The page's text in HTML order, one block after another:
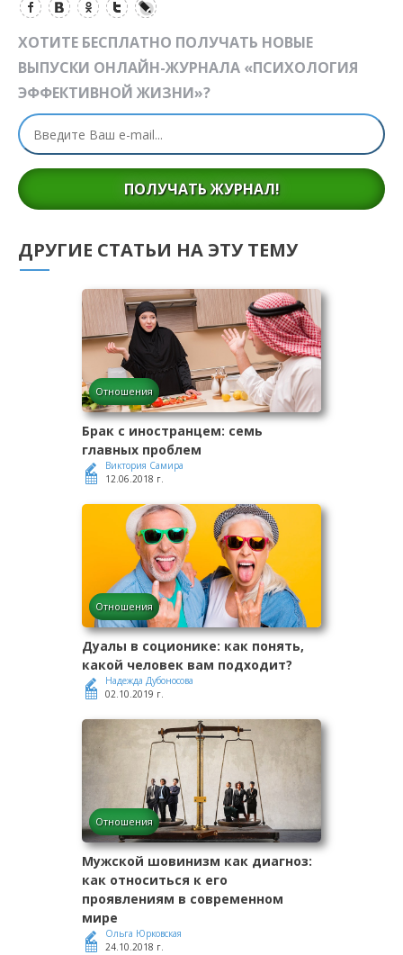
ХОТИТЕ БЕСПЛАТНО ПОЛУЧАТЬ НОВЫЕ
ВЫПУСКИ ОНЛАЙН-ЖУРНАЛА «ПСИХОЛОГИЯ
ЭФФЕКТИВНОЙ ЖИЗНИ»?
ПОЛУЧАТЬ ЖУРНАЛ!
ДРУГИЕ СТАТЬИ НА ЭТУ ТЕМУ
Отношения
Брак с иностранцем: семь
главных проблем
Виктория Самира
12.06.2018 г.
Отношения
Дуалы в соционике: как понять,
какой человек вам подходит?
Надежда Дубоносова
02.10.2019 г.
Отношения
Мужской шовинизм как диагноз:
как относиться к его
проявлениям в современном
мире
Ольга Юрковская
24.10.2018 г.